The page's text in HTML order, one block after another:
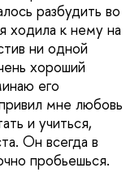
разбудить во
ходила к нему на
ни одной
хороший
его
мне любовь
и учиться,
Он всегда в
пробьешься.